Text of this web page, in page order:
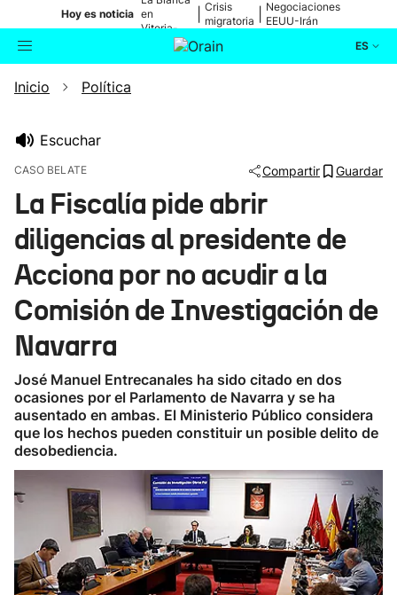
Hoy es noticia en
Vitoria-
Gasteiz
Crisis
migratoria
Negociaciones
EEUU-Irán
ES
Buscador
Ikusmiran
Eguraldia
Inicio Política
Escuchar
CASO BELATE Compartir Guardar
La Fiscalía pide abrir
diligencias al presidente de
Acciona por no acudir a la
Comisión de Investigación de
Navarra
José Manuel Entrecanales ha sido citado en dos
ocasiones por el Parlamento de Navarra y se ha
ausentado en ambas. El Ministerio Público considera
que los hechos pueden constituir un posible delito de
desobediencia.